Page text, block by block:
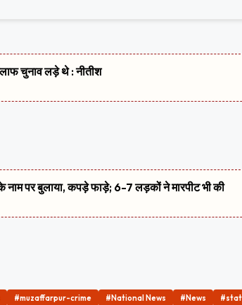
चुनाव लड़े थे : नीतीश
नाम पर बुलाया, कपड़े फाड़े; 6-7 लड़कों ने मारपीट भी की
#muzaffarpur-crime #National News #News